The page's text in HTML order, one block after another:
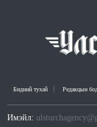
Бидний тухай Редакцын
Имэйл: